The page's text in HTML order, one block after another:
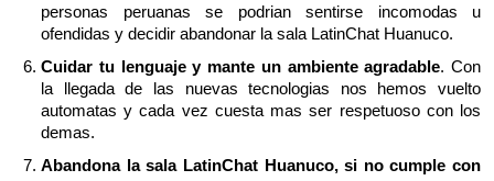
personas peruanas se podrian sentirse incomodas u
ofendidas y decidir abandonar la sala LatinChat Huanuco.
Cuidar tu lenguaje y mante un ambiente agradable. Con
la llegada de las nuevas tecnologias nos hemos vuelto
automatas y cada vez cuesta mas ser respetuoso con los
demas.
Abandona la sala LatinChat Huanuco, si no cumple con